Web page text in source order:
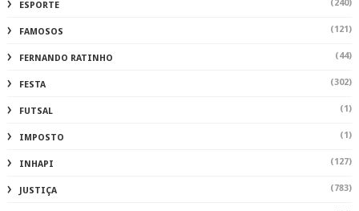
ESPORTE (240)
FAMOSOS (121)
FERNANDO RATINHO (44)
FESTA (302)
FUTSAL (1)
IMPOSTO (1)
INHAPI (127)
JUSTIÇA (783)